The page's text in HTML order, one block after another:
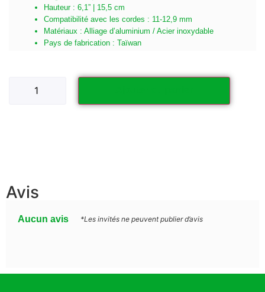
Hauteur : 6,1” | 15,5 cm
Compatibilité avec les cordes : 11-12,9 mm
Matériaux : Alliage d’aluminium / Acier inoxydable
Pays de fabrication : Taïwan
Avis
Aucun avis *Les invités ne peuvent publier d’avis